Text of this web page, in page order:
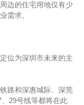
边的住宅用地仅有少
需求。
位为深圳市未来的主
路和深惠城际、深莞
29号线等都将在此